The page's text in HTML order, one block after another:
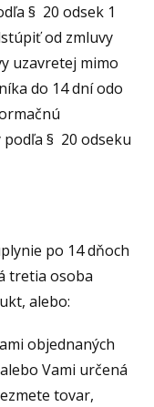
§ 20 odsek 1
od zmluvy
uzavretej mimo
do 14 dní odo
§ 20 odseku
po 14 dňoch
tretia osoba
alebo:
objednaných
Vami určená
tovar,